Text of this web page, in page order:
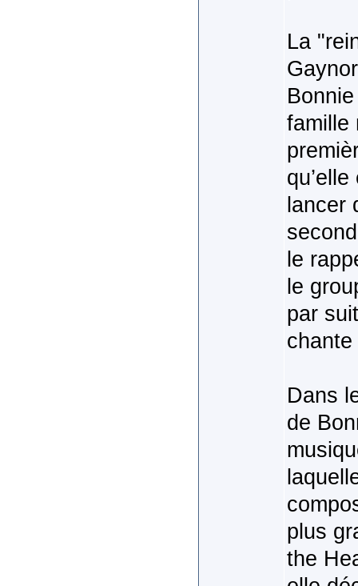
La
famille
lancer
le
le
par
Dans
de
plus
the